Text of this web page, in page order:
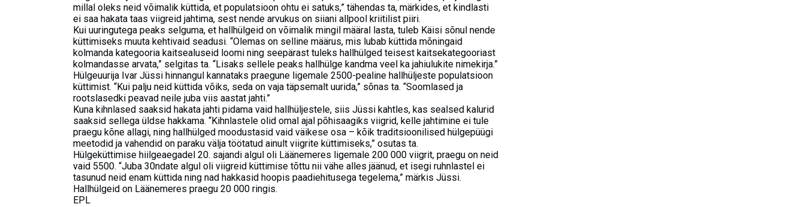
millal oleks neid võimalik küttida, et populatsioon ohtu ei satuks,” tähendas ta, märkides, et kindlasti
ei saa hakata taas viigreid jahtima, sest nende arvukus on siiani allpool kriitilist piiri.
Kui uuringutega peaks selguma, et hallhülgeid on võimalik mingil määral lasta, tuleb Käisi sõnul nende
küttimiseks muuta kehtivaid seadusi. “Olemas on selline määrus, mis lubab küttida mõningaid
kolmanda kategooria kaitsealuseid loomi ning seepärast tuleks hallhülged teisest kaitsekategooriast
kolmandasse arvata,” selgitas ta. “Lisaks sellele peaks hallhülge kandma veel ka jahiulukite nimekirja.”
Hülgeuurija Ivar Jüssi hinnangul kannataks praegune ligemale 2500-pealine hallhüljeste populatsioon
küttimist. “Kui palju neid küttida võiks, seda on vaja täpsemalt uurida,” sõnas ta. “Soomlased ja
rootslasedki peavad neile juba viis aastat jahti.”
Kuna kihnlased saaksid hakata jahti pidama vaid hallhüljestele, siis Jüssi kahtles, kas sealsed kalurid
saaksid sellega üldse hakkama. “Kihnlastele olid omal ajal põhisaagiks viigrid, kelle jahtimine ei tule
praegu kõne allagi, ning hallhülged moodustasid vaid väikese osa – kõik traditsioonilised hülgepüügi
meetodid ja vahendid on paraku välja töötatud ainult viigrite küttimiseks,” osutas ta.
Hülgeküttimise hiilgeaegadel 20. sajandi algul oli Läänemeres ligemale 200 000 viigrit, praegu on neid
vaid 5500. “Juba 30ndate algul oli viigreid küttimise tõttu nii vähe alles jäänud, et isegi ruhnlastel ei
tasunud neid enam küttida ning nad hakkasid hoopis paadiehitusega tegelema,” märkis Jüssi.
Hallhülgeid on Läänemeres praegu 20 000 ringis.
EPL